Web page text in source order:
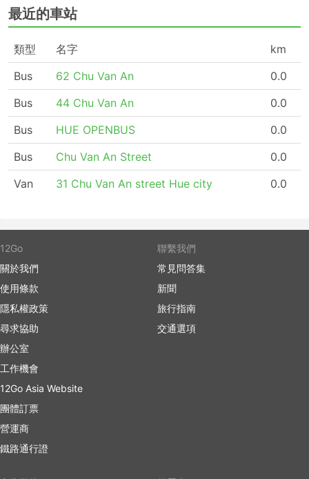
最近的車站
類型 名字
km
Bus
62 Chu Van An
0.0
Bus
44 Chu Van An
0.0
Bus
HUE OPENBUS
0.0
Bus
Chu Van An Street
0.0
Van
31 Chu Van An street Hue city 0.0
12Go
關於我們
使用條款
隱私權政策
尋求協助
辦公室
工作機會
12Go Asia Website
團體訂票
營運商
鐵路通行證
聯繫我們
常見問答集
新聞
旅行指南
交通選項